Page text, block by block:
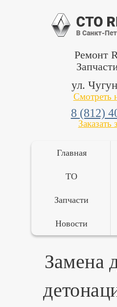
Ремонт
ул.
Смотреть
8 (812)
Заказать
Главная
ТО
Запчасти
Новости
Замена